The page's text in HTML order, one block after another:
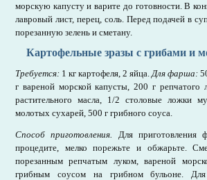
морскую капусту и варите до готовности. В
лавровый лист, перец, соль. Перед подачей в
порезанную зелень и сметану.
Картофельные зразы с грибами и
Требуется: 1 кг картофеля, 2 яйца.Для фарша:
г вареной морской капусты, 200 г репчатого
растительного масла, 1/2 столовые ложки
молотых сухарей, 500 г грибного соуса.
Способ приготовления. Для приготовления
процедите, мелко порежьте и обжарьте.
порезанным репчатым луком, вареной
грибным соусом на грибном бульоне. Для